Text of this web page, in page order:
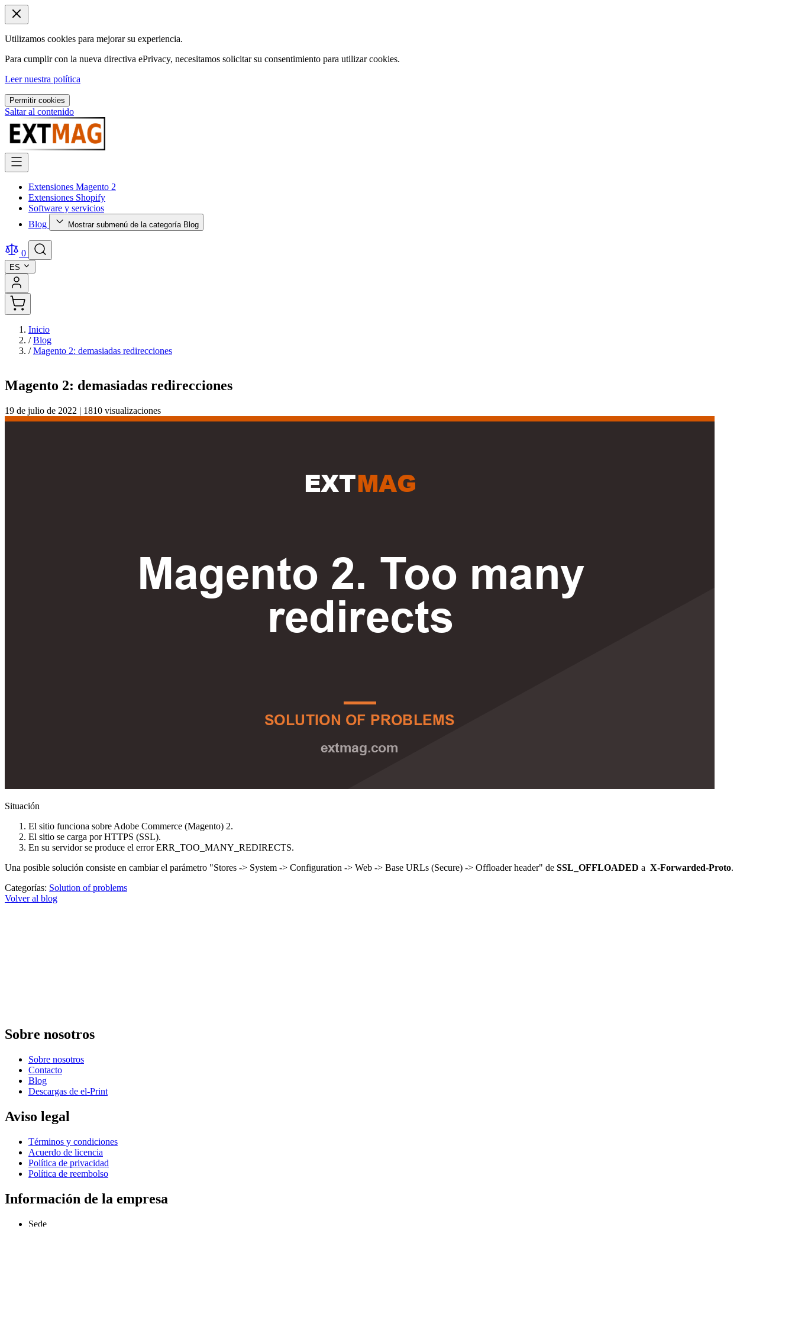
Utilizamos cookies para mejorar su experiencia.
Para cumplir con la nueva directiva ePrivacy, necesitamos solicitar su consentimiento para utilizar cookies.
Leer nuestra política
Permitir cookies
Saltar al contenido
Extensiones Magento 2
Extensiones Shopify
Software y servicios
Blog
Mostrar submenú de la categoría Blog
0
ES
Inicio
/ Blog
/ Magento 2: demasiadas redirecciones
Magento 2: demasiadas redirecciones
19 de julio de 2022 | 1810 visualizaciones
Situación
El sitio funciona sobre Adobe Commerce (Magento) 2.
El sitio se carga por HTTPS (SSL).
En su servidor se produce el error ERR_TOO_MANY_REDIRECTS.
Una posible solución consiste en cambiar el parámetro "Stores -> System -> Configuration -> Web -> Base URLs (Secure) -> Offloader header" de SSL_OFFLOADED a X-Forwarded-Proto.
Categorías: Solution of problems
Volver al blog
Sobre nosotros
Sobre nosotros
Contacto
Blog
Descargas de el-Print
Aviso legal
Términos y condiciones
Acuerdo de licencia
Política de privacidad
Política de reembolso
Información de la empresa
Sede